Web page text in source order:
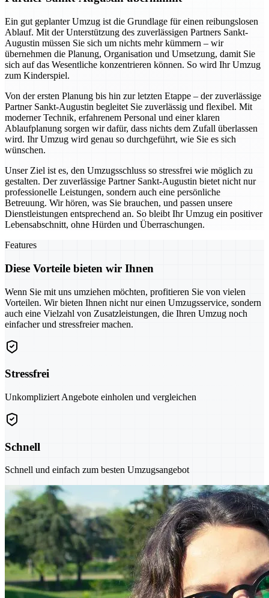
Ein gut geplanter Umzug ist die Grundlage für einen reibungslosen
Ablauf. Mit der Unterstützung des zuverlässigen Partners Sankt-
Augustin müssen Sie sich um nichts mehr kümmern – wir
übernehmen die Planung, Organisation und Umsetzung, damit Sie
sich auf das Wesentliche konzentrieren können. So wird Ihr Umzug
zum Kinderspiel.
Von der ersten Planung bis hin zur letzten Etappe – der zuverlässige
Partner Sankt-Augustin begleitet Sie zuverlässig und flexibel. Mit
moderner Technik, erfahrenem Personal und einer klaren
Ablaufplanung sorgen wir dafür, dass nichts dem Zufall überlassen
wird. Ihr Umzug wird genau so durchgeführt, wie Sie es sich
wünschen.
Unser Ziel ist es, den Umzugsschluss so stressfrei wie möglich zu
gestalten. Der zuverlässige Partner Sankt-Augustin bietet nicht nur
professionelle Leistungen, sondern auch eine persönliche
Betreuung. Wir hören, was Sie brauchen, und passen unsere
Dienstleistungen entsprechend an. So bleibt Ihr Umzug ein positiver
Lebensabschnitt, ohne Hürden und Überraschungen.
Features
Diese Vorteile bieten wir Ihnen
Wenn Sie mit uns umziehen möchten, profitieren Sie von vielen
Vorteilen. Wir bieten Ihnen nicht nur einen Umzugsservice, sondern
auch eine Vielzahl von Zusatzleistungen, die Ihren Umzug noch
einfacher und stressfreier machen.
Stressfrei
Unkompliziert Angebote einholen und vergleichen
Schnell
Schnell und einfach zum besten Umzugsangebot